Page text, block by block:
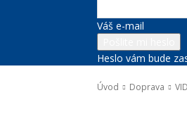
Váš e-mail
Heslo vám bude
Úvod Doprava